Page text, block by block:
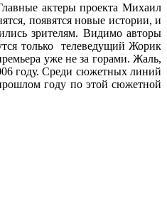
актеры проекта Михаил
появятся новые истории, и
зрителям. Видимо авторы
только телеведущий Жорик
уже не за горами. Жаль,
году. Среди сюжетных линий
году по этой сюжетной